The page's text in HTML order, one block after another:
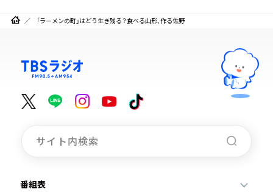
「ラーメンの町」はどう生き残る？食べる山形、作る佐野
番組表